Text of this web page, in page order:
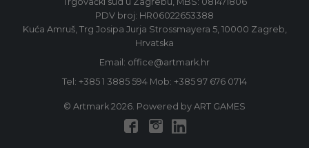
PDV broj: HR06022653388
Kuća Amruš, Trg Josipa Jurja Strossmayera 5, 10000 Zagreb,
Hrvatska
Email: office@artmark.hr
Tel: +385 1 3885 594 Mob: +385 97 676 0714
© Artmark 2026. Powered by ART GAMES